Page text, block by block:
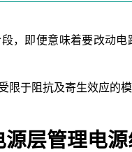
，即便意味着要改动
于阻抗及寄生效应的模
层管理电